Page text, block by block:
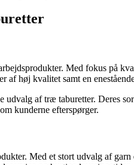
Med fokus på
af høj kvalitet samt en
af træ taburetter. Deres
kunderne efterspørger.
Med et stort udvalg af